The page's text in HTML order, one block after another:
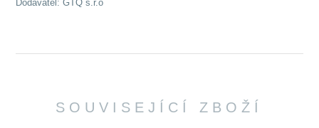
Dodavatel: GTQ s.r.o
SOUVISEJÍCÍ ZBOŽÍ